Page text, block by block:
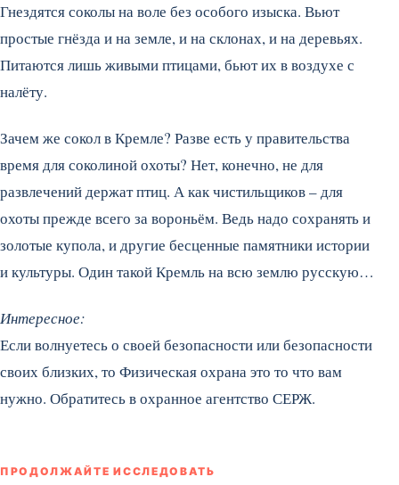
Гнездятся соколы на воле без особого изыска. Вьют
простые гнёзда и на земле, и на склонах, и на деревьях.
Питаются лишь живыми птицами, бьют их в воздухе с
налёту.
Зачем же сокол в Кремле? Разве есть у правительства
время для соколиной охоты? Нет, конечно, не для
развлечений держат птиц. А как чистильщиков – для
охоты прежде всего за вороньём. Ведь надо сохранять и
золотые купола, и другие бесценные памятники истории
и культуры. Один такой Кремль на всю землю русскую…
Интересное:
Если волнуетесь о своей безопасности или безопасности
своих близких, то Физическая охрана это то что вам
нужно. Обратитесь в охранное агентство СЕРЖ.
ПРОДОЛЖАЙТЕ ИССЛЕДОВАТЬ